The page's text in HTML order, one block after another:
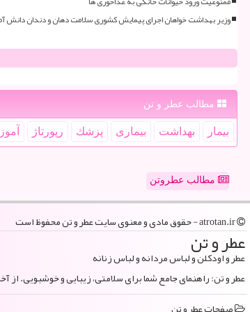
وزیر بهداشت خواهان اجرای پیمایش کشوری سلامت دهان و دندان دانش
مطالب عطر و تن
بیمار بهداشت بیماری پزشك رپورتاژ
مطالب عطروتن
عطر و تن
عطر و اودکلن و لباس مردانه و لباس زنانه
عطر و تن: راهنمای جامع شما برای سلامتی، زیبایی و خوشبویی. از